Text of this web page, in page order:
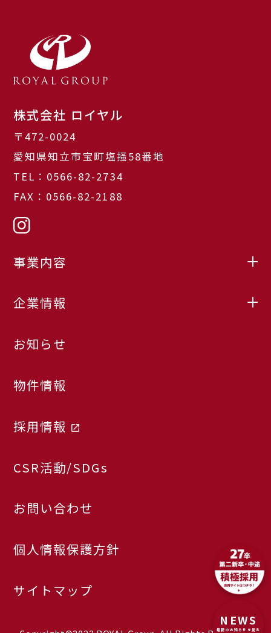
株式会社 ロイヤル
〒472-0024
愛知県知立市宝町塩掻58番地
TEL：0566-82-2734
FAX：0566-82-2188
事業内容
企業情報
お知らせ
物件情報
採用情報
CSR活動/SDGs
お問い合わせ
個人情報保護方針
サイトマップ
NEWS
最新のお知らせを見る